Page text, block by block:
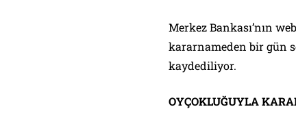
Merkez Bankası’nın
kararnameden bir gün
kaydediliyor.
OYÇOKLUĞUYLA